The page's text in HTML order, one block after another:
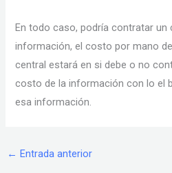
En todo caso, podría contratar un
información, el costo por mano
central estará en si debe o no
costo de la información con lo el
esa información.
← Entrada anterior